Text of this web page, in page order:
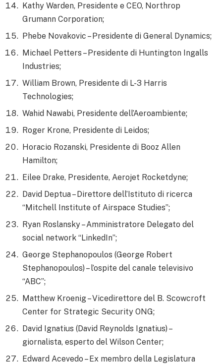
Kathy Warden, Presidente e CEO, Northrop
Grumann Corporation;
Phebe Novakovic – Presidente di General Dynamics;
Michael Petters – Presidente di Huntington Ingalls
Industries;
William Brown, Presidente di L-3 Harris
Technologies;
Wahid Nawabi, Presidente dell’Aeroambiente;
Roger Krone, Presidente di Leidos;
Horacio Rozanski, Presidente di Booz Allen
Hamilton;
Eilee Drake, Presidente, Aerojet Rocketdyne;
David Deptua – Direttore dell’Istituto di ricerca
“Mitchell Institute of Airspace Studies”;
Ryan Roslansky – Amministratore Delegato del
social network “LinkedIn”;
George Stephanopoulos (George Robert
Stephanopoulos) – l’ospite del canale televisivo
“ABC”;
Matthew Kroenig – Vicedirettore del B. Scowcroft
Center for Strategic Security ONG;
David Ignatius (David Reynolds Ignatius) –
giornalista, esperto del Wilson Center;
Edward Acevedo – Ex membro della Legislatura